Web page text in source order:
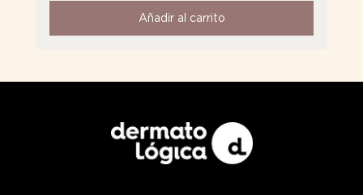
Añadir al carrito
Añadir al carrito
Añadir al carrito
Añadir al carrito
Añadir al carrito
Añadir al carrito